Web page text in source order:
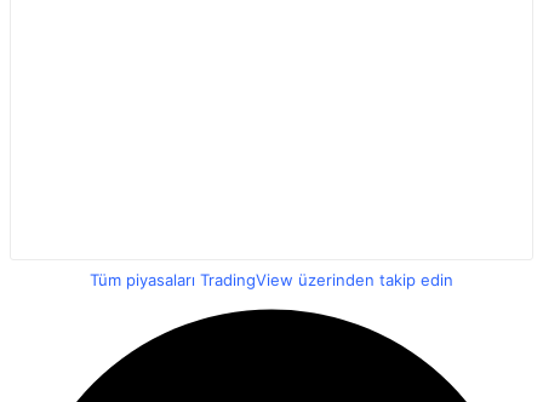
Tüm piyasaları TradingView üzerinden takip edin